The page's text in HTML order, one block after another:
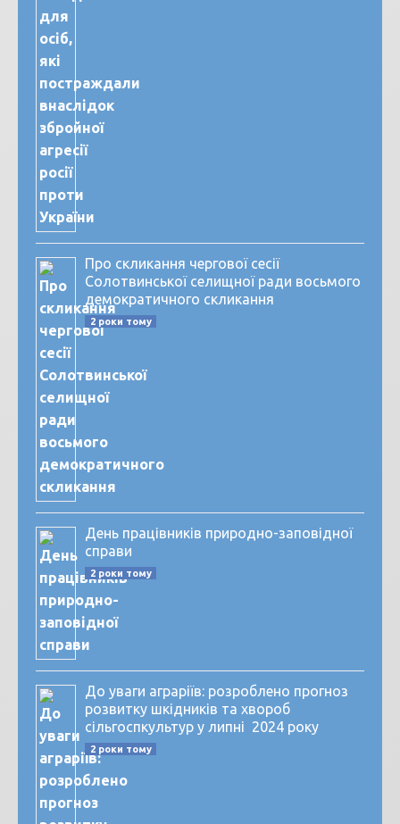
Про скликання чергової сесії
Солотвинської селищної ради восьмого
демократичного скликання
2 роки тому
День працівників природно-заповідної
справи
2 роки тому
До уваги аграріїв: розроблено прогноз
розвитку шкідників та хвороб
сільгоспкультур у липні 2024 року
2 роки тому